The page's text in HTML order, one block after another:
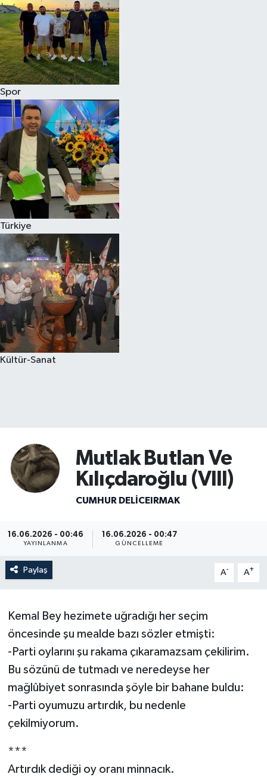
Spor
Türkiye
Kültür-Sanat
Mutlak Butlan Ve
Kılıçdaroğlu (VIII)
CUMHUR DELICEIRMAK
16.06.2026 - 00:46
YAYINLANMA
16.06.2026 - 00:47
GÜNCELLEME
Paylaş A- A+
Kemal Bey hezimete uğradığı her seçim
öncesinde şu mealde bazı sözler etmişti:
-Parti oylarını şu rakama çıkaramazsam çekilirim.
Bu sözünü de tutmadı ve neredeyse her
mağlûbiyet sonrasında şöyle bir bahane buldu:
-Parti oyumuzu artırdık, bu nedenle
çekilmiyorum.
***
Artırdık dediği oy oranı minnacık.